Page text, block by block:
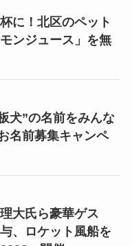
に！北区のペット
ンジュース」を無
犬”の名前をみんな
名前募集キャンペ
大氏ら豪華ゲス
、ロケット風船を